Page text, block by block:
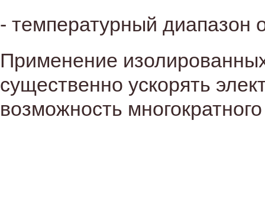
- температурный диапазон
Применение
существенно ускорять
возможность